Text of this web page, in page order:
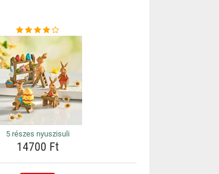
5 részes nyuszisuli
14700 Ft